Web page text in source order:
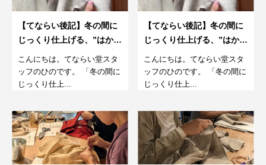
【てならい後記】冬の間に
じっくり仕上げる、”はか
ま”づくりワークショップ＠
オンライン＜2回目＞
こんにちは。てならい堂スタ
ッフのひのです。 「冬の間に
じっくり仕上...
【てならい後記】冬の間に
じっくり仕上げる、”はか
ま”づくりワークショップ＠
オンライン＜1回目＞
こんにちは。てならい堂スタ
ッフのひのです。 「冬の間に
じっくり仕上...